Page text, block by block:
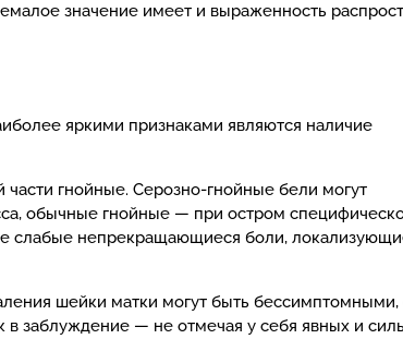
значение имеет и выраженность
яркими признаками являются наличие
гнойные. Серозно-гнойные бели могут
обычные гнойные — при остром
слабые непрекращающиеся боли,
шейки матки могут быть
заблуждение — не отмечая у себя явных и